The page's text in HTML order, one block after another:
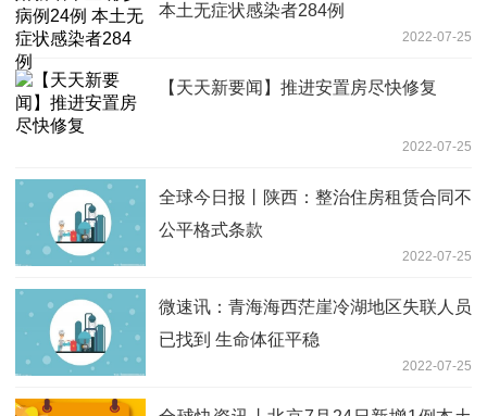
本土无症状感染者284例
2022-07-25
【天天新要闻】推进安置房尽快修复
2022-07-25
全球今日报丨陕西：整治住房租赁合同不
公平格式条款
2022-07-25
微速讯：青海海西茫崖冷湖地区失联人员
已找到 生命体征平稳
2022-07-25